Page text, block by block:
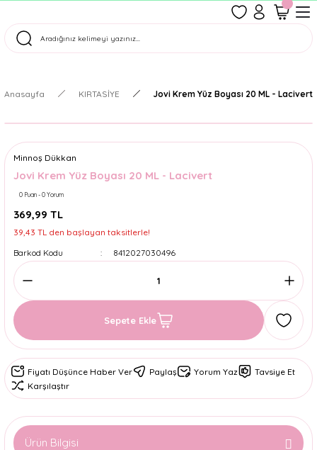
Tüm Siparişler Aynı Gün Kargoda!
Anasayfa KIRTASİYE Jovi Krem Yüz Boyası 20 ML - Lacivert
Minnoş Dükkan
Jovi Krem Yüz Boyası 20 ML - Lacivert
0 Puan - 0 Yorum
369,99 TL
39,43 TL den başlayan taksitlerle!
Barkod Kodu
8412027030496
Sepete Ekle
Fiyatı Düşünce Haber Ver Paylaş Yorum Yaz
Tavsiye Et
Karşılaştır
Ürün Bilgisi